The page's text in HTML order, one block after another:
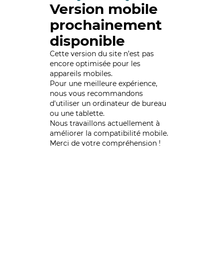
Version mobile
prochainement
disponible
Cette version du site n’est pas
encore optimisée pour les
appareils mobiles.
Pour une meilleure expérience,
nous vous recommandons
d'utiliser un ordinateur de bureau
ou une tablette.
Nous travaillons actuellement à
améliorer la compatibilité mobile.
Merci de votre compréhension !